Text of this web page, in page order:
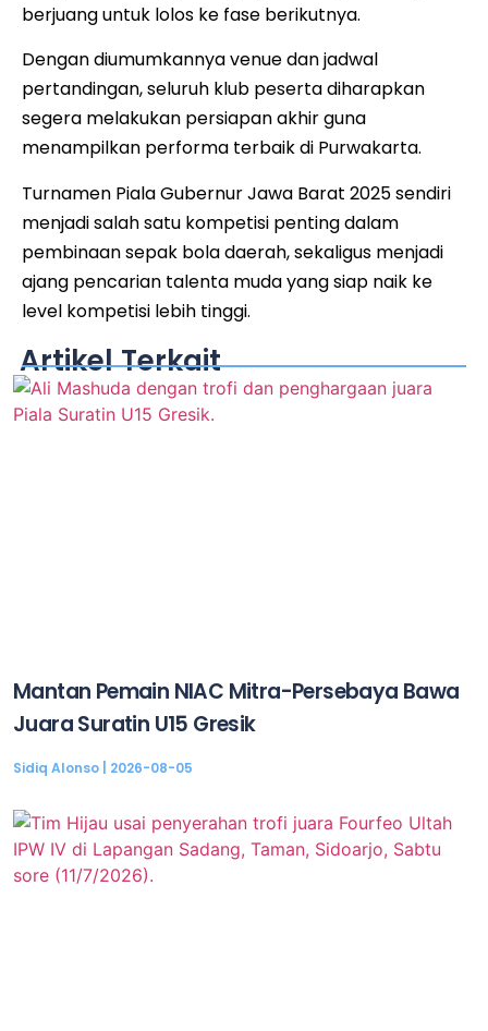
berjuang untuk lolos ke fase berikutnya.
Dengan diumumkannya venue dan jadwal
pertandingan, seluruh klub peserta diharapkan
segera melakukan persiapan akhir guna
menampilkan performa terbaik di Purwakarta.
Turnamen Piala Gubernur Jawa Barat 2025 sendiri
menjadi salah satu kompetisi penting dalam
pembinaan sepak bola daerah, sekaligus menjadi
ajang pencarian talenta muda yang siap naik ke
level kompetisi lebih tinggi.
Artikel Terkait
Mantan Pemain NIAC Mitra-Persebaya Bawa
Juara Suratin U15 Gresik
Sidiq Alonso 2026-08-05